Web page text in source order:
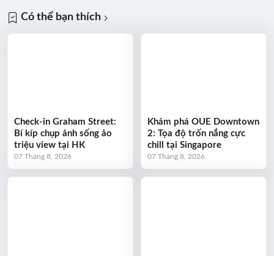
Có thể bạn thích
Check-in Graham Street:
Bí kíp chụp ảnh sống ảo
triệu view tại HK
07 Tháng 8, 2026
Khám phá OUE Downtown
2: Tọa độ trốn nắng cực
chill tại Singapore
07 Tháng 8, 2026